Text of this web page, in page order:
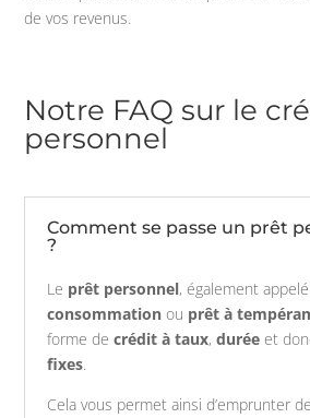
de vos revenus.
Notre FAQ sur le
personnel
Comment se passe un prêt
?
Le prêt personnel, également
consommation ou prêt à
forme decrédit à taux,durée et
fixes.
Cela vous permet ainsi d’emprunter